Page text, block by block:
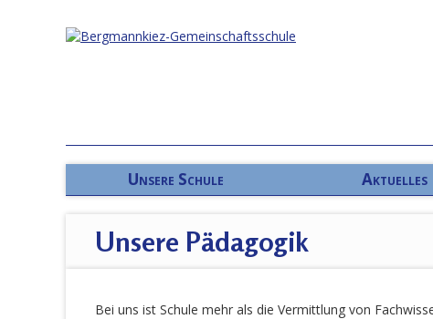
Unsere Schule Aktuelles
Unsere Pädagogik
Bei uns ist Schule mehr als die Vermittlung von